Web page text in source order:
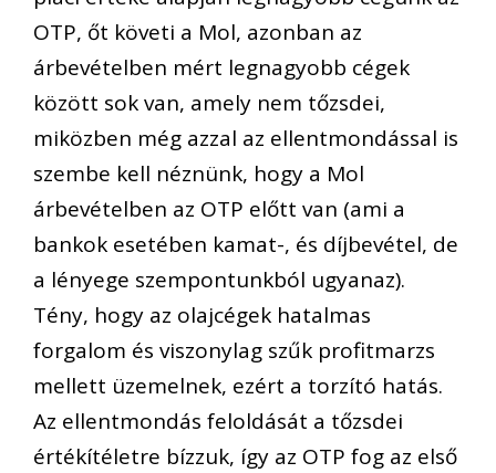
OTP, őt követi a Mol, azonban az
árbevételben mért legnagyobb cégek
között sok van, amely nem tőzsdei,
miközben még azzal az ellentmondással is
szembe kell néznünk, hogy a Mol
árbevételben az OTP előtt van (ami a
bankok esetében kamat-, és díjbevétel, de
a lényege szempontunkból ugyanaz).
Tény, hogy az olajcégek hatalmas
forgalom és viszonylag szűk profitmarzs
mellett üzemelnek, ezért a torzító hatás.
Az ellentmondás feloldását a tőzsdei
értékítéletre bízzuk, így az OTP fog az első